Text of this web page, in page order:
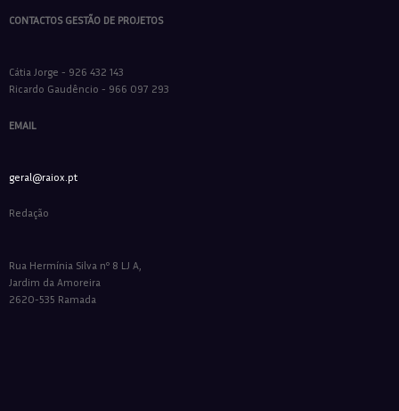
CONTACTOS GESTÃO DE PROJETOS
Cátia Jorge - 926 432 143
Ricardo Gaudêncio - 966 097 293
EMAIL
geral@raiox.pt
Redação
Rua Hermínia Silva nº 8 LJ A,
Jardim da Amoreira
2620-535 Ramada